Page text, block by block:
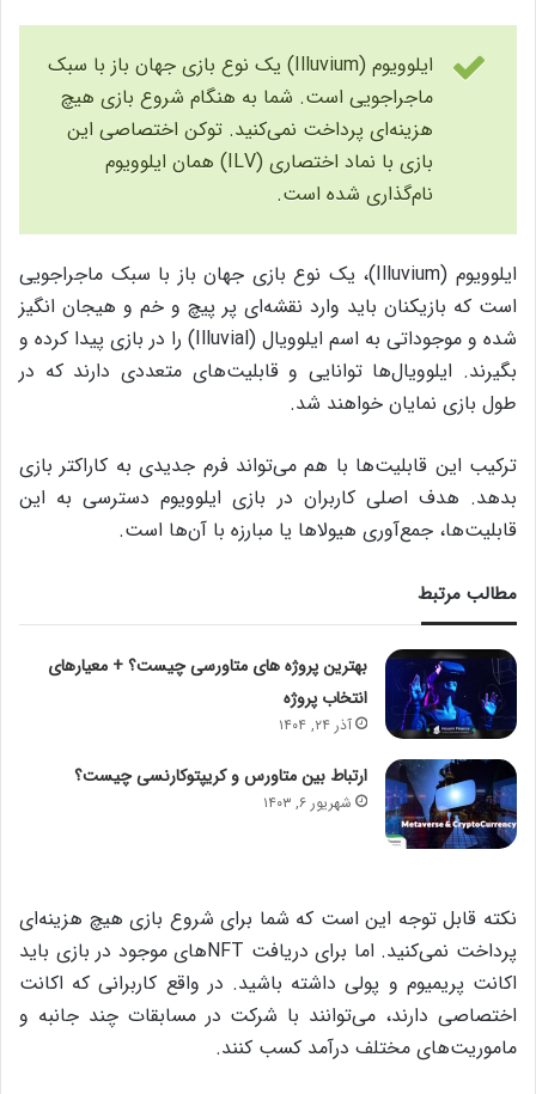
ایلوویوم (Illuvium) یک نوع بازی جهان باز با سبک
ماجراجویی است. شما به هنگام شروع بازی هیچ
هزینه‌ای پرداخت نمی‌کنید. توکن اختصاصی این
بازی با نماد اختصاری (ILV) همان ایلوویوم
نام‌گذاری شده است.
ایلوویوم (Illuvium)، یک نوع بازی جهان باز با سبک ماجراجویی
است که بازیکنان باید وارد نقشه‌‌ای پر پیچ و خم و هیجان انگیز
شده و موجوداتی به اسم ایلوویال (Illuvial) را در بازی پیدا کرده و
بگیرند. ایلوویال‌ها توانایی‌ و قابلیت‌های متعددی دارند که در
طول بازی نمایان خواهند شد.
ترکیب این قابلیت‌ها با هم می‌تواند فرم جدیدی به کاراکتر بازی
بدهد. هدف اصلی کاربران در بازی ایلوویوم دسترسی به این
قابلیت‌ها، جمع‌آوری هیولا‌ها یا مبارزه با آن‌ها است.
مطالب مرتبط
بهترین پروژه های متاورسی چیست؟ + معیارهای
انتخاب پروژه
آذر ۲۴, ۱۴۰۴
ارتباط بین متاورس و کریپتوکارنسی چیست؟
شهریور ۶, ۱۴۰۳
نکته قابل توجه این است که شما برای شروع بازی هیچ هزینه‌ای
پرداخت نمی‌کنید. اما برای دریافت NFT‌های موجود در بازی باید
اکانت پریمیوم و پولی داشته باشید. در واقع کاربرانی که اکانت
اختصاصی دارند، می‌توانند با شرکت در مسابقات چند جانبه و
ماموریت‌های مختلف درآمد کسب کنند.